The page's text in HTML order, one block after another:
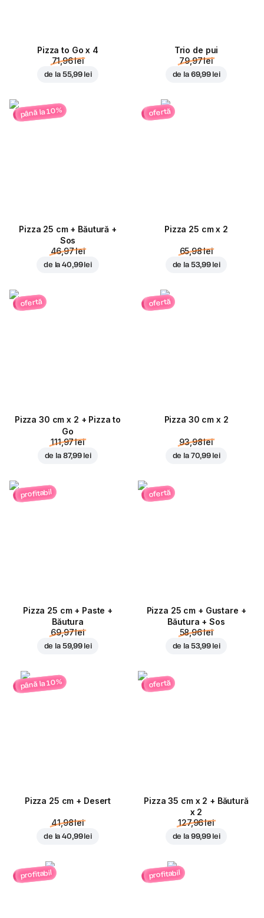
Pizza to Go x 4
71,96 lei
de la 55,99 lei
Trio de pui
79,97 lei
de la 69,99 lei
până la 10%
Pizza 25 cm + Băutură +
Sos
46,97 lei
de la40,99 lei
ofertă
Pizza 25 cm x 2
65,98 lei
de la 53,99 lei
ofertă
Pizza 30 cm x 2 + Pizza to
Go
111,97 lei
de la 87,99 lei
ofertă
Pizza 30 cm x 2
93,98 lei
de la 70,99 lei
profitabil
Pizza 25 cm + Paste +
Băutura
69,97 lei
de la 59,99 lei
ofertă
Pizza 25 cm + Gustare +
Băutura + Sos
58,96 lei
de la 53,99 lei
până la 10%
Pizza 25 cm + Desert
41,98 lei
de la40,99 lei
ofertă
Pizza 35 cm x 2 + Băutură
x 2
127,96 lei
de la 99,99 lei
profitabil profitabil